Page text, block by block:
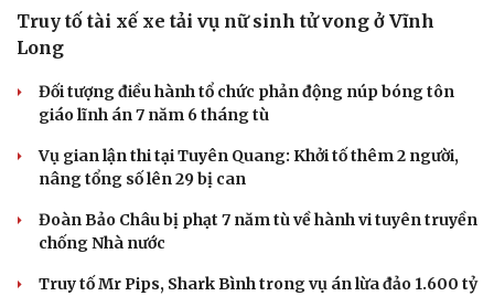
Truy tố tài xế xe tải vụ nữ sinh tử vong ở Vĩnh
Long
Đối tượng điều hành tổ chức phản động núp bóng tôn
giáo lĩnh án 7 năm 6 tháng tù
Vụ gian lận thi tại Tuyên Quang: Khởi tố thêm 2 người,
nâng tổng số lên 29 bị can
Đoàn Bảo Châu bị phạt 7 năm tù về hành vi tuyên truyền
chống Nhà nước
Truy tố Mr Pips, Shark Bình trong vụ án lừa đảo 1.600 tỷ